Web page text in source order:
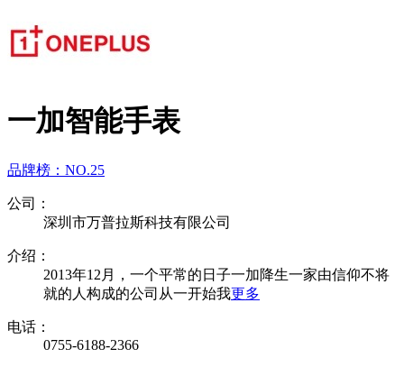
一加智能手表
品牌榜： NO.25
公司：
深圳市万普拉斯科技有限公司
介绍：
2013年12月，一个平常的日子一加降生一家由信仰不将
就的人构成的公司从一开始我更多
电话：
0755-6188-2366